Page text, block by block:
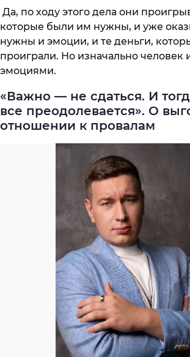
Да, по ходу этого дела они
которые были им нужны, и уже
нужны и эмоции, и те деньги,
проиграли. Но изначально человек
эмоциями.
«Важно — не сдаться. И
все преодолевается». О
отношении к провалам